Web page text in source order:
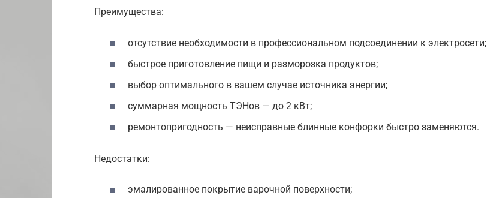
Преимущества:
отсутствие необходимости в профессиональном подсоединении к электросети;
быстрое приготовление пищи и разморозка продуктов;
выбор оптимального в вашем случае источника энергии;
суммарная мощность ТЭНов — до 2 кВт;
ремонтопригодность — неисправные блинные конфорки быстро заменяются.
Недостатки:
эмалированное покрытие варочной поверхности;